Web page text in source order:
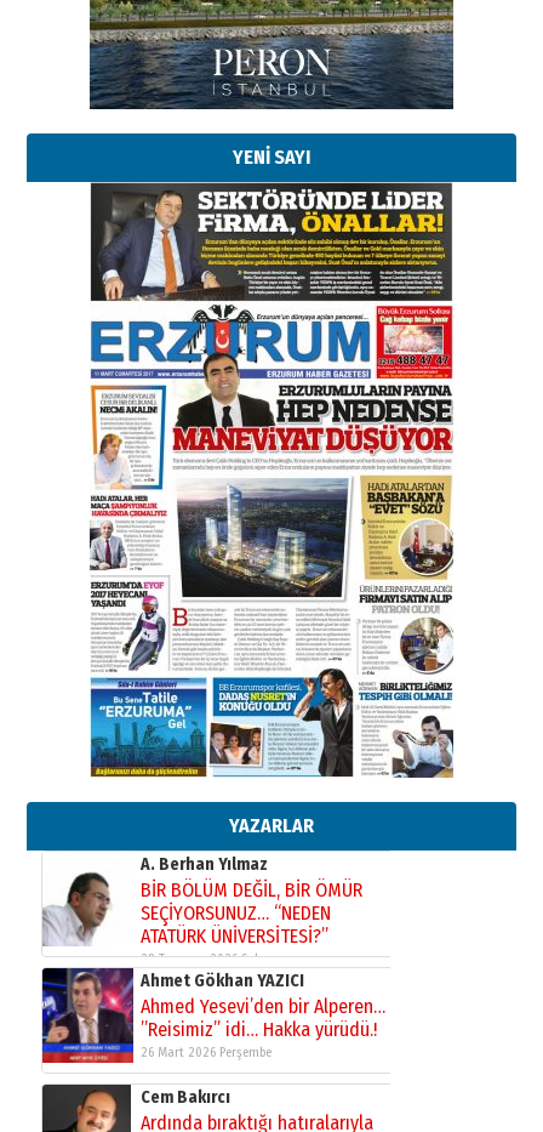
YENİ SAYI
YAZARLAR
Esat BİNDESEN
Başkan Sekmen’den Erzurum’a
bir vizyon proje daha!
02 Ağustos 2026 Pazar
Kadir SABUNCUOĞLU
Erzurumspor’un köşe taşları
29 Haziran 2026 Pazartesi
Kenan GÜLERCİ
Murat Şahsuvaroğlu ERKON’da
çıtayı yukarı taşırken,
yönetimdekiler aşağı
çekmemeli!
17 Şubat 2026 SalıOrhan BOZKURT
Bir fotoğraf, bir şehir, bir
gazeteci… Dizginler kimin
A. Berhan Yılmaz
BİR BÖLÜM DEĞİL, BİR ÖMÜR
SEÇİYORSUNUZ… “NEDEN
ATATÜRK ÜNİVERSİTESİ?”
28 Temmuz 2026 Salı
Ahmet Gökhan YAZICI
Ahmed Yesevi’den bir Alperen…
”Reisimiz” idi… Hakka yürüdü.!
26 Mart 2026 Perşembe
Cem Bakırcı
Ardında bıraktığı hatıralarıyla